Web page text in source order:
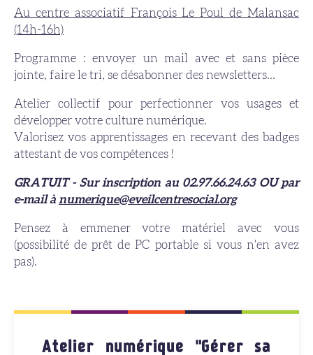
Au centre associatif François Le Poul de Malansac
(14h-16h)
Programme : envoyer un mail avec et sans pièce
jointe, faire le tri, se désabonner des newsletters...
Atelier collectif pour perfectionner vos usages et
développer votre culture numérique.
Valorisez vos apprentissages en recevant des badges
attestant de vos compétences !
GRATUIT - Sur inscription au 02.97.66.24.63 OU par
e-mail à numerique@eveilcentresocial.org
Pensez à emmener votre matériel avec vous
(possibilité de prêt de PC portable si vous n'en avez
pas).
Atelier numérique "Gérer sa